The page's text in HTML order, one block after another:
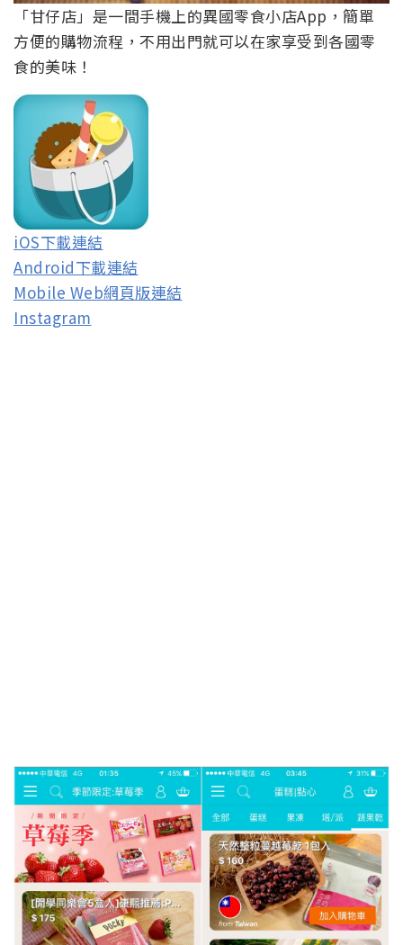
「甘仔店」是一間手機上的異國零食小店App，簡單
方便的購物流程，不用出門就可以在家享受到各國零
食的美味！
iOS下載連結
Android下載連結
Mobile Web網頁版連結
Instagram